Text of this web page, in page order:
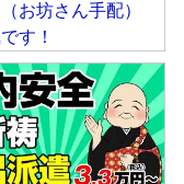
お坊さん手配）
す！